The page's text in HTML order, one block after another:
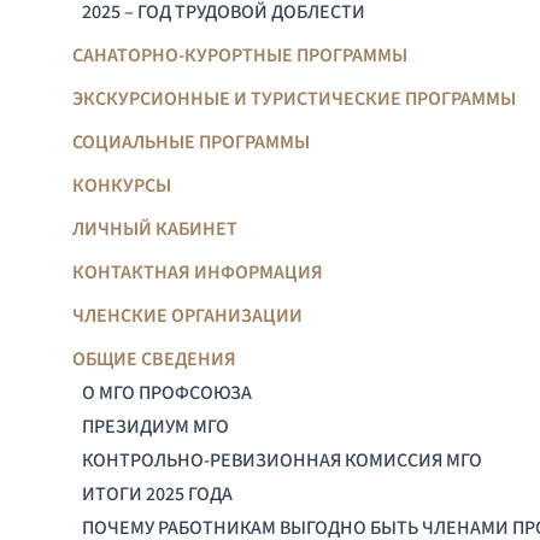
2025 – ГОД ТРУДОВОЙ ДОБЛЕСТИ
САНАТОРНО-КУРОРТНЫЕ ПРОГРАММЫ
ЭКСКУРСИОННЫЕ И ТУРИСТИЧЕСКИЕ ПРОГРАММЫ
СОЦИАЛЬНЫЕ ПРОГРАММЫ
КОНКУРСЫ
ЛИЧНЫЙ КАБИНЕТ
КОНТАКТНАЯ ИНФОРМАЦИЯ
ЧЛЕНСКИЕ ОРГАНИЗАЦИИ
ОБЩИЕ СВЕДЕНИЯ
О МГО ПРОФСОЮЗА
ПРЕЗИДИУМ МГО
КОНТРОЛЬНО-РЕВИЗИОННАЯ КОМИССИЯ МГО
ИТОГИ 2025 ГОДА
ПОЧЕМУ РАБОТНИКАМ ВЫГОДНО БЫТЬ ЧЛЕНАМИ